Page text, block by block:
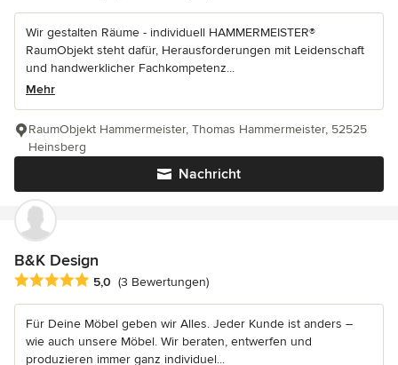
Wir gestalten Räume - individuell HAMMERMEISTER®
RaumObjekt steht dafür, Herausforderungen mit Leidenschaft
und handwerklicher Fachkompetenz...
Mehr
Nachricht
RaumObjekt Hammermeister, Thomas Hammermeister, 52525
Heinsberg
B&K Design
Durchschnittliche Bewertung: 5 von 5 Sternen
5,0 (3 Bewertungen)
Für Deine Möbel geben wir Alles. Jeder Kunde ist anders –
wie auch unsere Möbel. Wir beraten, entwerfen und
produzieren immer ganz individuel...